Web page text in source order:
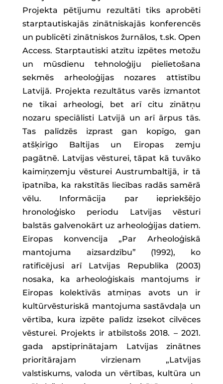
Projekta pētījumu rezultāti tiks aprobēti
starptautiskajās zinātniskajās konferencēs
un publicēti zinātniskos žurnālos, t.sk. Open
Access. Starptautiski atzītu izpētes metožu
un mūsdienu tehnoloģiju pielietošana
sekmēs arheoloģijas nozares attīstību
Latvijā. Projekta rezultātus varēs izmantot
ne tikai arheologi, bet arī citu zinātņu
nozaru speciālisti Latvijā un arī ārpus tās.
Tas palīdzēs izprast gan kopīgo, gan
atšķirīgo Baltijas un Eiropas zemju
pagātnē. Latvijas vēsturei, tāpat kā tuvāko
kaimiņzemju vēsturei Austrumbaltijā, ir tā
īpatnība, ka rakstītās liecības radās samērā
vēlu. Informācija par iepriekšējo
hronoloģisko periodu Latvijas vēsturi
balstās galvenokārt uz arheoloģijas datiem.
Eiropas konvencija „Par Arheoloģiskā
mantojuma aizsardzību” (1992), ko
ratificējusi arī Latvijas Republika (2003)
nosaka, ka arheoloģiskais mantojums ir
Eiropas kolektīvās atmiņas avots un ir
kultūrvēsturiskā mantojuma sastāvdaļa un
vērtība, kura izpēte palīdz izsekot cilvēces
vēsturei. Projekts ir atbilstošs 2018. – 2021.
gada apstiprinātajam Latvijas zinātnes
prioritārajam virzienam „Latvijas
valstiskums, valoda un vērtības, kultūra un